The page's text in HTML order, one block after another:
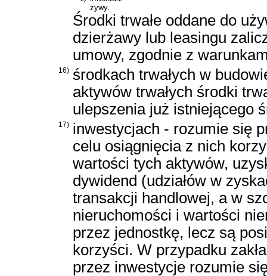
żywy.
Środki trwałe oddane do
dzierżawy lub leasingu
umowy, zgodnie z
16) środkach trwałych w
aktywów trwałych środki
ulepszenia już istniejącego
17) inwestycjach - rozumie się
celu osiągnięcia z nich
wartości tych aktywów,
dywidend (udziałów w
transakcji handlowej, a w
nieruchomości i wartości
przez jednostkę, lecz są
korzyści. W przypadku
przez inwestycje rozumie